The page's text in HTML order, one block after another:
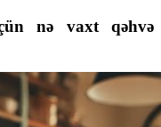
nə vaxt qəhvə